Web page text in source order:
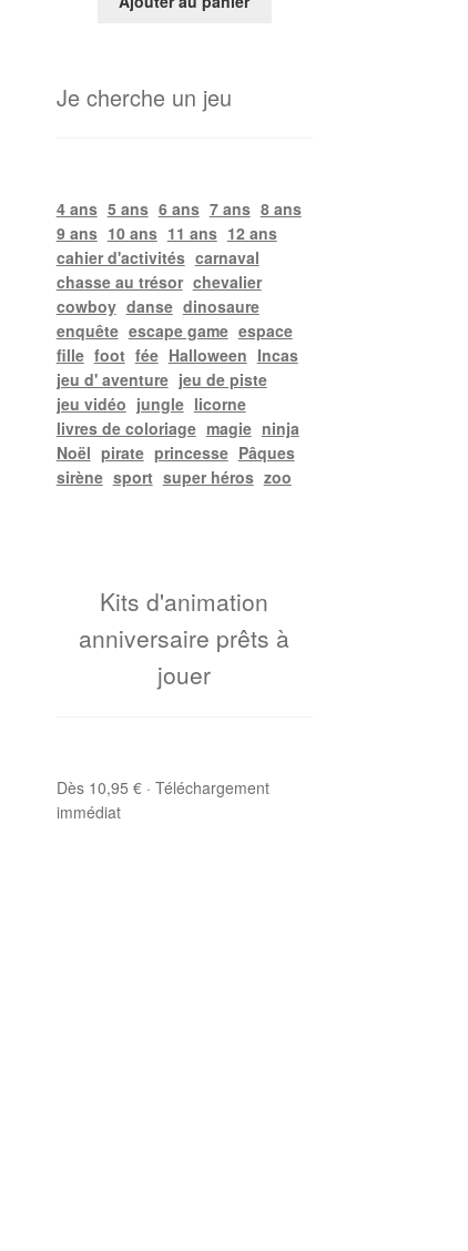
Je cherche un jeu
4 ans 5 ans 6 ans 7 ans 8 ans
9 ans 10 ans 11 ans 12 ans
cahier d'activités carnaval
chasse au trésor chevalier
cowboy danse dinosaure
enquête escape game espace
fille foot fée Halloween Incas
jeu d' aventure jeu de piste
jeu vidéo jungle licorne
livres de coloriage magie ninja
Noël pirate princesse Pâques
sirène sport super héros zoo
Kits d'animation
anniversaire prêts à
jouer
Dès 10,95 € · Téléchargement
immédiat